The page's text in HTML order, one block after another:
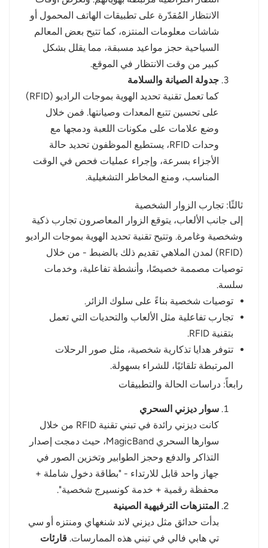
الانتظار المُقدّرة على تطبيقات الهاتف المحمول أو
شاشات معلومات المنتزه، كما تتيح بعض المعالم
السياحية حجز مواعيد مسبقة، مما يقلل بشكل
كبير من وقت الانتظار في الموقع.
جدولة الصيانة والسلامة
كما تعمل تقنية تحديد الهوية بموجات الراديو (RFID)
على تحسين تتبع المعدات وصيانتها. فمن خلال
وضع علامات على مكونات اللعبة ودمجها مع
وحدات RFID، يستطيع الموظفون تحديد حالة
الأجزاء بسرعة، وإجراء عمليات فحص في الوقت
المناسب، ومنع المخاطر التشغيلية.
ثالثًا: تجارب الزوار الشخصية
إلى جانب الألعاب، يتوقع الزوار المعاصرون تجارب ذكية
وشخصية وغامرة. وتتيح تقنية تحديد الهوية بموجات الراديو
(RFID) لمدن الملاهي تقديم ذلك بالضبط - من خلال
توصيات مصممة خصيصًا، وأنشطة تفاعلية، وخدمات
سلسة.
توصيات شخصية بناءً على سلوك الزائر.
تجارب تفاعلية مثل الألعاب والتحديات التي تعمل
بتقنية RFID.
تتوفر هدايا تذكارية شخصية، مثل صور الرحلات
المرتبطة تلقائيًا، للشراء بسهولة.
رابعاً: دراسات الحالة والتطبيقات
سوار ديزني السحري
كانت ديزني رائدة في تبني تقنية RFID من خلال
سوارها السحري MagicBand، حيث دمجت إصدار
التذاكر والدفع وحجز الطوابير وتخزين الصور في
جهاز واحد قابل للارتداء - "بطاقة دخول شاملة +
محفظة رقمية + خدمة كونسيرج شخصية".
المتنزهات الترفيهية الصينية
بدأت حدائق مثل ديزني لاند شنغهاي ومنتزه أو سي
تي هابي فالي في تبني هذه الممارسات.قارئات